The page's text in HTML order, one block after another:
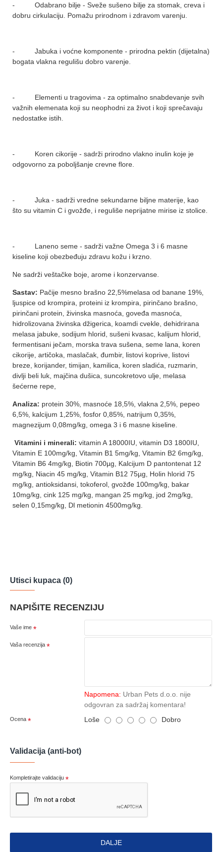
- Odabrano bilje - Sveže sušeno bilje za stomak, creva i
dobru cirkulaciju. Pomažu prirodnom i zdravom varenju.
- Jabuka i voćne komponente - prirodna pektin (dijetalna)
bogata vlakna regulišu dobro varenje.
- Elementi u tragovima - za optimalno snabdevanje svih
važnih elemenata koji su neophodni za život i koji sprečavaju
nedostatke istih.
- Koren cikorije - sadrži prirodno vlakno inulin koje je
odgovorno za poboljšanje crevne flore.
- Juka - sadrži vredne sekundarne biljne materije, kao
što su vitamin C i gvožđe, i reguliše neprijatne mirise iz stolice.
- Laneno seme - sadrži važne Omega 3 i 6 masne
kiseline koji obezbeđuju zdravu kožu i krzno.
Ne sadrži veštačke boje, arome i konzervanse.
Sastav: Pačije mesno brašno 22,5%melasa od banane 19%,
ljuspice od krompira, proteini iz krompira, pirinčano brašno,
pirinčani protein, živinska masnoća, goveđa masnoća,
hidrolizovana živinska džigerica, koamdi cvekle, dehidrirana
melasa jabuke, sodijum hlorid, sušeni kvasac, kalijum hlorid,
fermentisani ječam, morska trava sušena, seme lana, koren
cikorije, artičoka, maslačak, đumbir, listovi koprive, listovi
breze, korijander, timijan, kamilica, koren sladića, ruzmarin,
divlji beli luk, majčina dušica, suncokretovo ulje, melasa
šećerne repe,
Analiza: protein 30%, masnoće 18,5%, vlakna 2,5%, pepeo
6,5%, kalcijum 1,25%, fosfor 0,85%, natrijum 0,35%,
magnezijum 0,08mg/kg, omega 3 i 6 masne kiseline.
Vitamini i minerali: vitamin A 18000IU, vitamin D3 1800IU,
Vitamin E 100mg/kg, Vitamin B1 5mg/kg, Vitamin B2 6mg/kg,
Vitamin B6 4mg/kg, Biotin 700µg, Kalcijum D pantontenat 12
mg/kg, Niacin 45 mg/kg, Vitamin B12 75µg, Holin hlorid 75
mg/kg, antioksidansi, tokoferol, gvožđe 100mg/kg, bakar
10mg/kg, cink 125 mg/kg, mangan 25 mg/kg, jod 2mg/kg,
selen 0,15mg/kg, Dl metionin 4500mg/kg.
Utisci kupaca (0)
NAPIŠITE RECENZIJU
Vaše ime
Vaša recenzija
Napomena: Urban Pets d.o.o. nije
odgovran za sadržaj komentara!
Ocena Loše Dobro
Validacija (anti-bot)
Kompletirajte validaciju
DALJE